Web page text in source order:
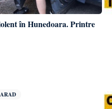
în Hunedoara. Printre